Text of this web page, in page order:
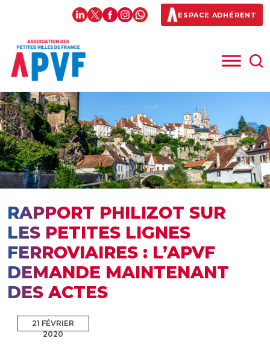
ESPACE ADHÉRENT
RAPPORT PHILIZOT SUR
LES PETITES LIGNES
FERROVIAIRES : L’APVF
DEMANDE MAINTENANT
DES ACTES
21 FÉVRIER
2020